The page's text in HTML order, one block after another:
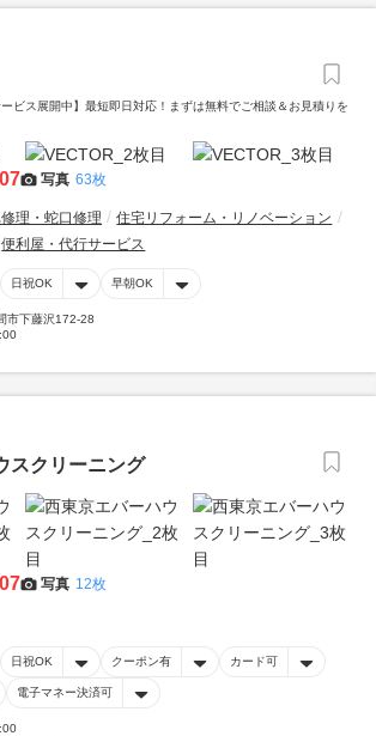
ービス展開中】最短即日対応！まずは無料でご相談＆お見積りを
写真 63枚
理・蛇口修理
住宅リフォーム・リノベーション
便利屋・代行サービス
日祝OK 早朝OK
市下藤沢172-28
スクリーニング
写真 12枚
日祝OK クーポン有 カード可
電子マネー決済可